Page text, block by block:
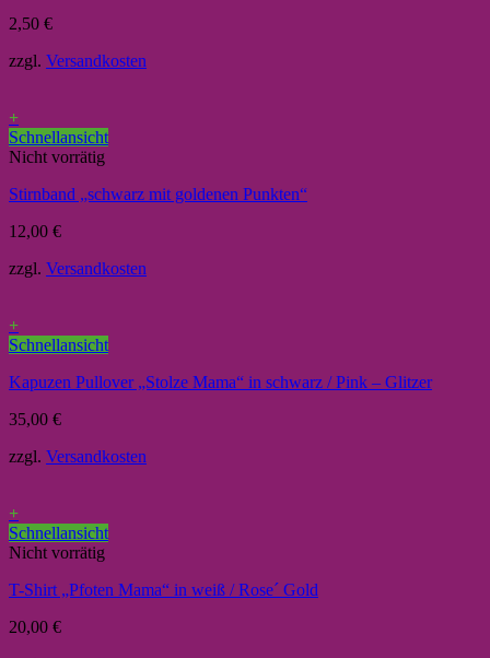
2,50 €
zzgl. Versandkosten
+
Schnellansicht
Nicht vorrätig
Stirnband „schwarz mit goldenen Punkten“
12,00 €
zzgl. Versandkosten
+
Schnellansicht
Kapuzen Pullover „Stolze Mama“ in schwarz / Pink – Glitzer
35,00 €
zzgl. Versandkosten
+
Schnellansicht
Nicht vorrätig
T-Shirt „Pfoten Mama“ in weiß / Rose´ Gold
20,00 €